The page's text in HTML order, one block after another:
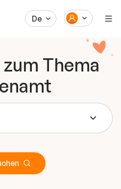
De
Thema